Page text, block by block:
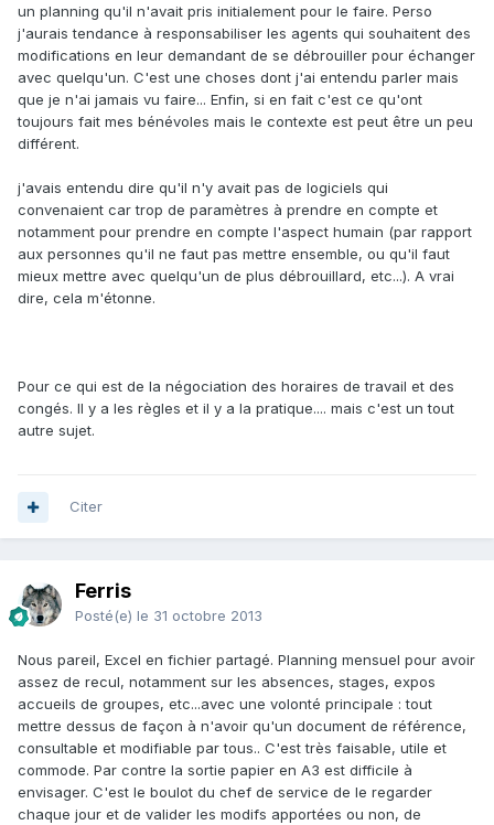
un planning qu'il n'avait pris initialement pour le faire. Perso
j'aurais tendance à responsabiliser les agents qui souhaitent des
modifications en leur demandant de se débrouiller pour échanger
avec quelqu'un. C'est une choses dont j'ai entendu parler mais
que je n'ai jamais vu faire... Enfin, si en fait c'est ce qu'ont
toujours fait mes bénévoles mais le contexte est peut être un peu
différent.
j'avais entendu dire qu'il n'y avait pas de logiciels qui
convenaient car trop de paramètres à prendre en compte et
notamment pour prendre en compte l'aspect humain (par rapport
aux personnes qu'il ne faut pas mettre ensemble, ou qu'il faut
mieux mettre avec quelqu'un de plus débrouillard, etc...). A vrai
dire, cela m'étonne.
Pour ce qui est de la négociation des horaires de travail et des
congés. Il y a les règles et il y a la pratique.... mais c'est un tout
autre sujet.
Citer
Ferris
Posté(e) le 31 octobre 2013
Nous pareil, Excel en fichier partagé. Planning mensuel pour avoir
assez de recul, notamment sur les absences, stages, expos
accueils de groupes, etc...avec une volonté principale : tout
mettre dessus de façon à n'avoir qu'un document de référence,
consultable et modifiable par tous.. C'est très faisable, utile et
commode. Par contre la sortie papier en A3 est difficile à
envisager. C'est le boulot du chef de service de le regarder
chaque jour et de valider les modifs apportées ou non, de